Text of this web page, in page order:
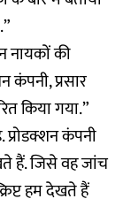
नायकों की
कंपनी, प्रसार
किया गया.”
प्रोडक्शन कंपनी
हैं. जिसे वह जांच
हम देखते हैं